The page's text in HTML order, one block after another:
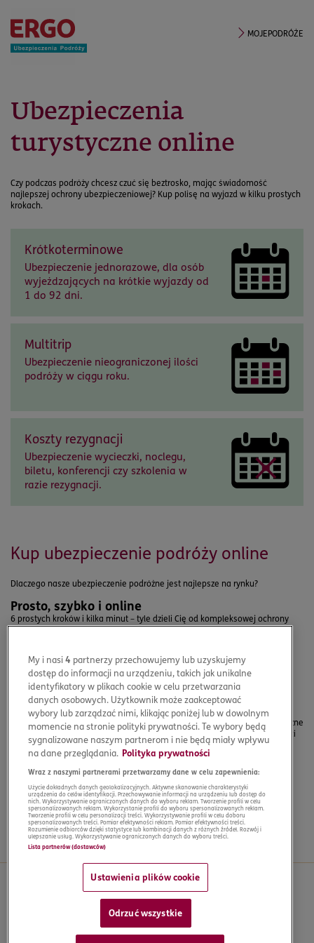
MOJEPODRÓŻE
Ubezpieczenia
turystyczne online
Czy podczas podróży chcesz czuć się beztrosko, mając świadomość
najlepszej ochrony ubezpieczeniowej? Kup polisę na wyjazd w kilku prostych
krokach.
Krótkoterminowe
Ubezpieczenie jednorazowe, dla osób
wyjeżdzających na krótkie wyjazdy od
1 do 92 dni.
Multitrip
Ubezpieczenie nieograniczonej ilości
podróży w ciągu roku.
Koszty rezygnacji
Ubezpieczenie wycieczki, noclegu,
biletu, konferencji czy szkolenia w
razie rezygnacji.
Kup ubezpieczenie podróży online
Dlaczego nasze ubezpieczenie podróżne jest najlepsze na rynku?
Prosto, szybko i online
6 prostych kroków i kilka minut – tyle dzieli Cię od kompleksowej ochrony
podczas wyjazdu za granicą.
Ubezpieczymy Cię na każdy rodzaj wyjazdu, niezależnie od tego, czy
planujesz weekend w SPA, wspinaczkę na Mount Everest czy podróż
służbową.
Całodobowe assistance
Opieka nad Tobą to dla nas priorytet. Oferujemy całodobowe, polskojęzyczne
Centrum Alarmowe dostępne na wszystkich kontynentach. Nasi specjaliści
zorganizują pomoc w każdym miejscu na świecie.
Proste i szybkie zgłaszanie szkód
Wypełnij formularz online i przyspiesz proces rozpatrywania roszczenia.
Tysiące zadowolonych klientów
W ERGO Ubezpieczenia Podróży dbamy o bezpieczeństwo podróżnych od
ponad 110 lat. Co roku ubezpieczamy 2 miliony Polaków.
Rodzaje ubezpieczeń
Rodzinne Multitrip
Rezygnacja z podróży
Pakiet SPORT
My i nasi4 partnerzy przechowujemy lub uzyskujemy
dostęp do informacji na urządzeniu, takich jak unikalne
identyfikatory w plikach cookie w celu przetwarzania
danych osobowych. Użytkownik może zaakceptować
wybory lub zarządzać nimi, klikając poniżej lub w dowolnym
momencie na stronie polityki prywatności. Te wybory będą
sygnalizowane naszym partnerom i nie będą miały wpływu
na dane przeglądania. Polityka prywatności
Wraz z naszymi partnerami przetwarzamy dane w celu zapewnienia:
Użycie dokładnych danych geolokalizacyjnych. Aktywne skanowanie charakterystyki
urządzenia do celów identyfikacji. Przechowywanie informacji na urządzeniu lub dostęp do
nich. Wykorzystywanie ograniczonych danych do wyboru reklam. Tworzenie profili w celu
spersonalizowanych reklam. Wykorzystanie profili do wyboru spersonalizowanych reklam.
Tworzenie profili w celu personalizacji treści. Wykorzystywanie profili w celu doboru
spersonalizowanych treści. Pomiar efektywności reklam. Pomiar efektywności treści.
Rozumienie odbiorców dzięki statystyce lub kombinacji danych z różnych źródeł. Rozwój i
ulepszanie usług. Wykorzystywanie ograniczonych danych do wyboru treści.
Lista partnerów (dostawców)
Ustawienia plików cookie
Odrzuć wszystkie